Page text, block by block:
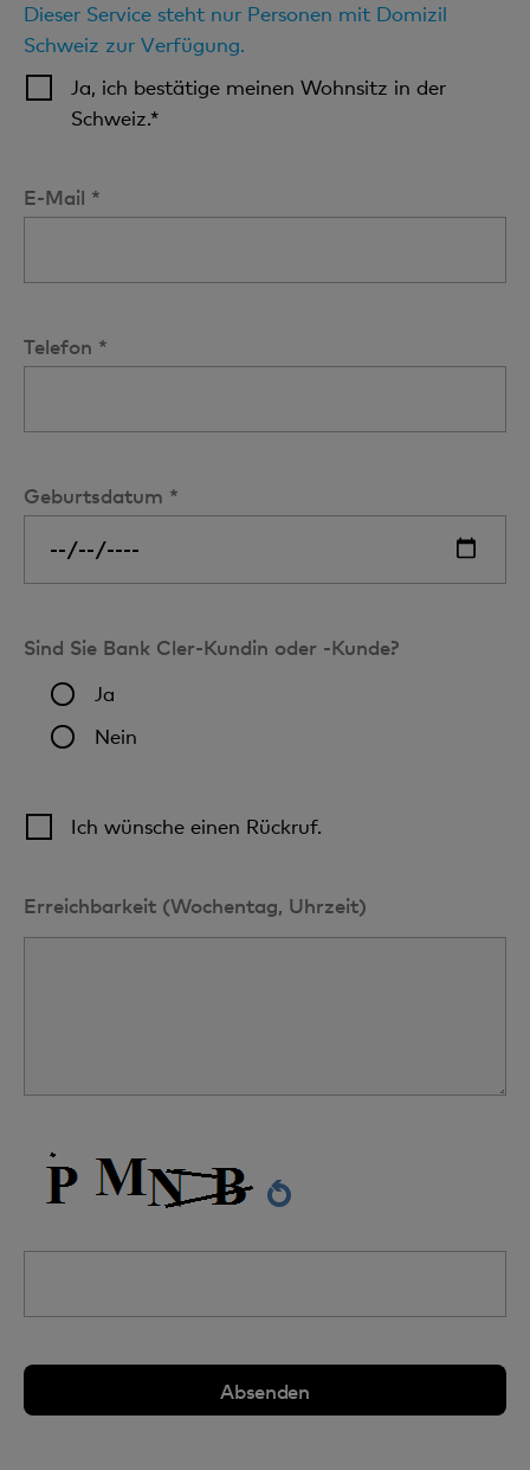
Dieser Service steht nur Personen mit Domizil
Schweiz zur Verfügung.
Ja, ich bestätige meinen Wohnsitz in der
Schweiz.*
E-Mail *
Telefon *
Geburtsdatum *
Sind Sie Bank Cler-Kundin oder -Kunde?
Ja
Nein
Ich wünsche einen Rückruf.
Erreichbarkeit (Wochentag, Uhrzeit)